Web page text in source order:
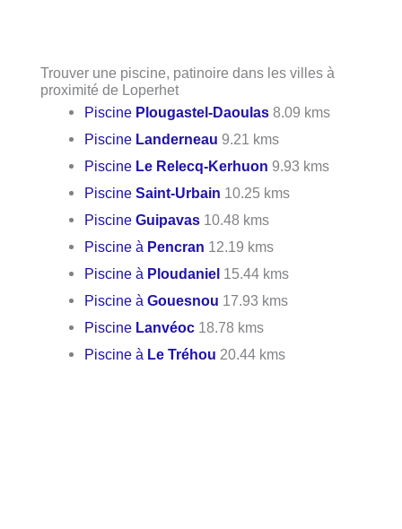
Trouver une piscine, patinoire dans les villes à
proximité de Loperhet
Piscine Plougastel-Daoulas 8.09 kms
Piscine Landerneau 9.21 kms
Piscine Le Relecq-Kerhuon 9.93 kms
PiscineSaint-Urbain 10.25 kms
PiscineGuipavas 10.48 kms
Piscine à Pencran 12.19 kms
Piscine à Ploudaniel 15.44 kms
Piscine àGouesnou 17.93 kms
Piscine Lanvéoc 18.78 kms
Piscine à Le Tréhou 20.44 kms